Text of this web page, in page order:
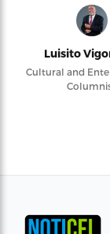
Luisito
Cultural and